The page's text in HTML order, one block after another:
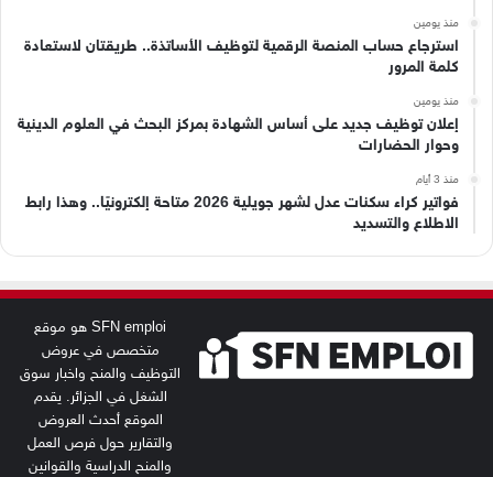
منذ يومين
استرجاع حساب المنصة الرقمية لتوظيف الأساتذة.. طريقتان لاستعادة
كلمة المرور
منذ يومين
إعلان توظيف جديد على أساس الشهادة بمركز البحث في العلوم الدينية
وحوار الحضارات
منذ 3 أيام
فواتير كراء سكنات عدل لشهر جويلية 2026 متاحة إلكترونيًا.. وهذا رابط
الاطلاع والتسديد
SFN emploi هو موقع
متخصص في عروض
التوظيف والمنح واخبار سوق
الشغل في الجزائر. يقدم
الموقع أحدث العروض
والتقارير حول فرص العمل
والمنح الدراسية والقوانين